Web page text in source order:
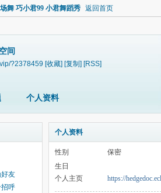
舞 巧小君99 小君舞蹈秀 返回首页
间
?2378459 [收藏] [复制] [RSS]
个人资料
友
呼
个人资料
性别
保密
生日
个人主页
https://